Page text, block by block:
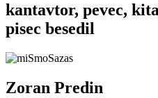
kantavtor, pevec,
pisec besedil
Zoran Predin